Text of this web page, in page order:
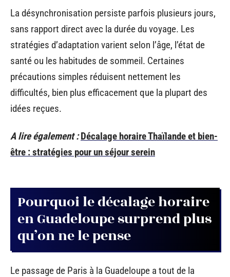
La désynchronisation persiste parfois plusieurs jours,
sans rapport direct avec la durée du voyage. Les
stratégies d’adaptation varient selon l’âge, l’état de
santé ou les habitudes de sommeil. Certaines
précautions simples réduisent nettement les
difficultés, bien plus efficacement que la plupart des
idées reçues.
A lire également : Décalage horaire Thaïlande et bien-
être : stratégies pour un séjour serein
Pourquoi le décalage horaire
en Guadeloupe surprend plus
qu’on ne le pense
Le passage de Paris à la Guadeloupe a tout de la